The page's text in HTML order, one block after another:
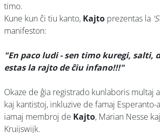
timo.
Kune kun ĉi tiu kanto, Kajto prezentas la
manifeston:
"En paco ludi - sen timo kuregi, salti,
estas la rajto de ĉiu infano!!!"
Okaze de ĝia registrado kunlaboris multaj
kaj kantistoj, inkluzive de famaj Esperanto-
iamaj membroj de Kajto, Marian Nesse
Kruijswijk.